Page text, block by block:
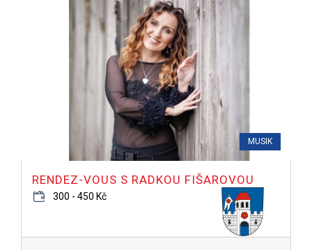
MUSIK
RENDEZ-VOUS S RADKOU FIŠAROVOU
300 - 450 Kč